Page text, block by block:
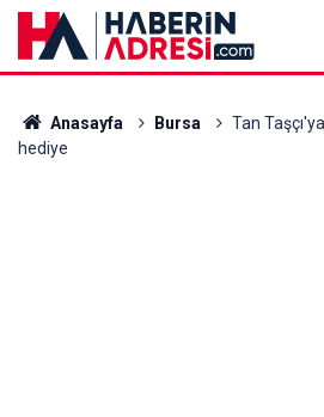
Anasayfa Bursa
Tan
hediye